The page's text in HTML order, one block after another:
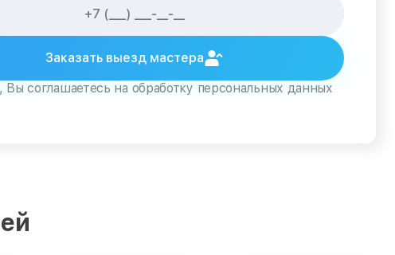
Заказать выезд мастера
Вы соглашаетесь на обработку персональных данных